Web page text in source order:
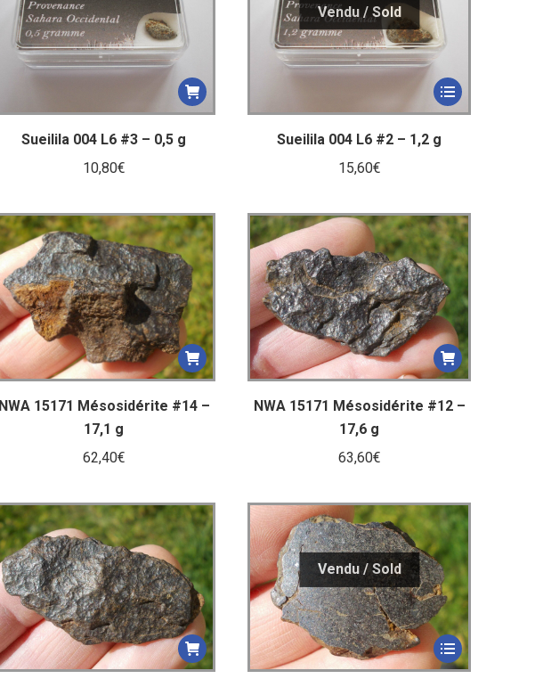
Sueilila 004 L6 #3 – 0,5 g
10,80€
Sueilila 004 L6 #2 – 1,2 g
15,60€
NWA 15171 Mésosidérite #14 –
17,1 g
62,40€
NWA 15171 Mésosidérite #12 –
17,6 g
63,60€